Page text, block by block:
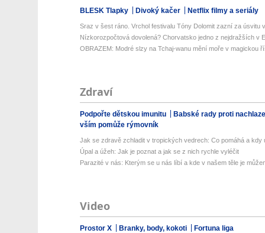
BLESK Tlapky Divoký kačer Netflix filmy a seriály
Sraz v šest ráno. Vrchol festivalu Tóny Dolomit zazní za úsvitu
Nízkorozpočtová dovolená? Chorvatsko jedno z nejdražších v
OBRAZEM: Modré slzy na Tchaj-wanu mění moře v magickou
Zdraví
Podpořte dětskou imunitu
Babské rady proti
vším pomůže rýmovník
Jak se zdravě zchladit v tropických vedrech: Co pomáhá a kdy
Úpal a úžeh: Jak je poznat a jak se z nich rychle vyléčit
Parazité v nás: Kterým se u nás líbí a kde v našem těle je
Video
Prostor X Branky, body, kokoti Fortuna liga